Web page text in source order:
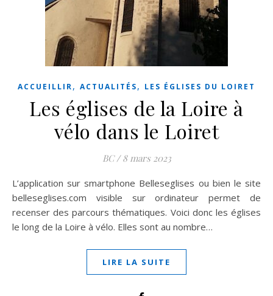
ACCUEILLIR, ACTUALITÉS, LES ÉGLISES DU LOIRET
Les églises de la Loire à
vélo dans le Loiret
BC / 8 mars 2023
L’application sur smartphone Belleseglises ou bien le site
belleseglises.com visible sur ordinateur permet de
recenser des parcours thématiques. Voici donc les églises
le long de la Loire à vélo. Elles sont au nombre…
LIRE LA SUITE